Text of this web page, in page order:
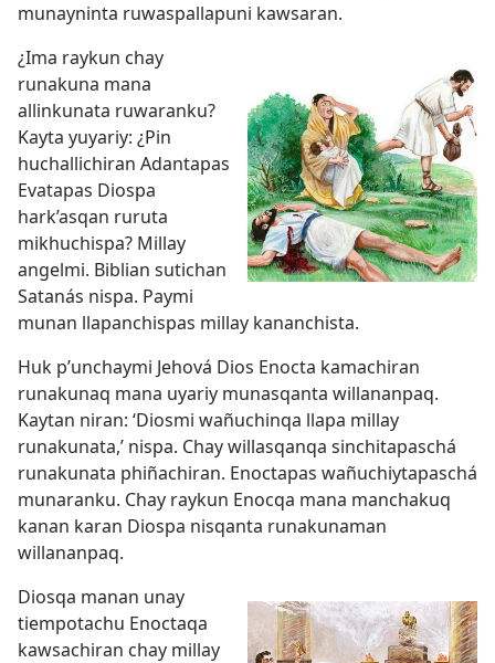
munayninta ruwaspallapuni kawsaran.
¿Ima raykun chay
runakuna mana
allinkunata ruwaranku?
Kayta yuyariy: ¿Pin
huchallichiran Adantapas
Evatapas Diospa
hark’asqan ruruta
mikhuchispa? Millay
angelmi. Biblian sutichan
Satanás nispa. Paymi
munan llapanchispas millay kananchista.
Huk p’unchaymi Jehová Dios Enocta kamachiran
runakunaq mana uyariy munasqanta willananpaq.
Kaytan niran: ‘Diosmi wañuchinqa llapa millay
runakunata,’ nispa. Chay willasqanqa sinchitapaschá
runakunata phiñachiran. Enoctapas wañuchiytapaschá
munaranku. Chay raykun Enocqa mana manchakuq
kanan karan Diospa nisqanta runakunaman
willananpaq.
Diosqa manan unay
tiempotachu Enoctaqa
kawsachiran chay millay